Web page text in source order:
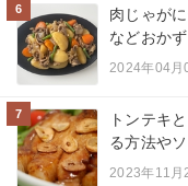
6
肉じゃが
などおか
2024年04月
7
トンテキ
る方法や
2023年11月